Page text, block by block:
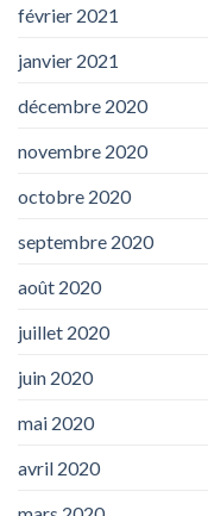
février 2021
janvier 2021
décembre 2020
novembre 2020
octobre 2020
septembre 2020
août 2020
juillet 2020
juin 2020
mai 2020
avril 2020